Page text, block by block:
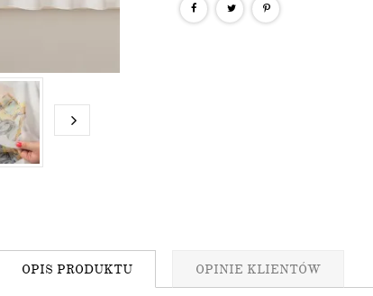
OPIS PRODUKTU OPINIE KLIENTÓW
NASZEGO